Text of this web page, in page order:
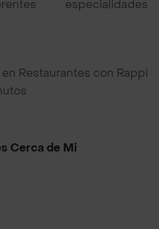
especialidades
Restaurantes con Rappi
Cerca de Mi